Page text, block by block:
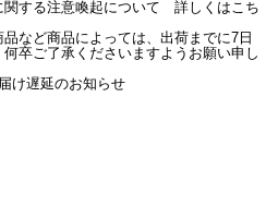
関する注意喚起について 詳しくはこち
など商品によっては、出荷までに7日
卒ご了承くださいますようお願い申し
け遅延のお知らせ